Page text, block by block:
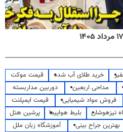
خرید طلای آب شده
قیمت موکت
مداحی اربعین
دوربین مداربسته
فروش مواد شیمیایی
قیمت ایمپلنت
تیزهوشان بلیط هواپیما
پرشین هتل
بهترین جراح بینی
آموزشگاه زبان ملل